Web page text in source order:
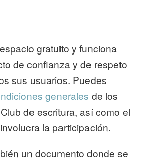
gratuito y funciona
de confianza y de respeto
sus usuarios. Puedes
generales de los
de escritura, así como el
la participación.
un documento donde se